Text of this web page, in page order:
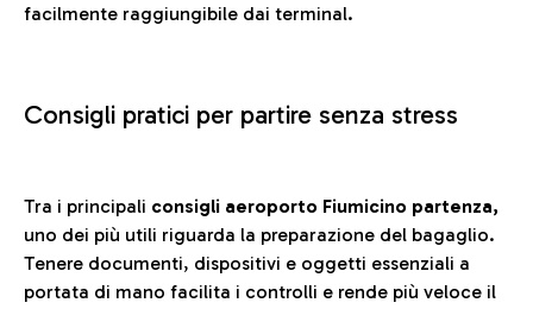
facilmente raggiungibile dai terminal.
Consigli pratici per partire senza stress
Tra i principali consigli aeroporto Fiumicino partenza,
uno dei più utili riguarda la preparazione del bagaglio.
Tenere documenti, dispositivi e oggetti essenziali a
portata di mano facilita i controlli e rende più veloce il